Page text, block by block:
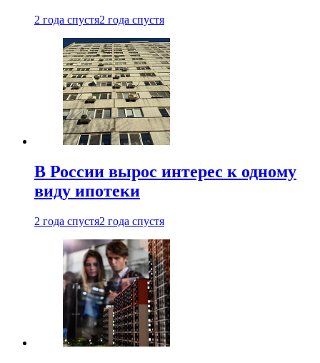
2 года спустя2 года спустя
В России вырос интерес к одному
виду ипотеки
2 года спустя2 года спустя